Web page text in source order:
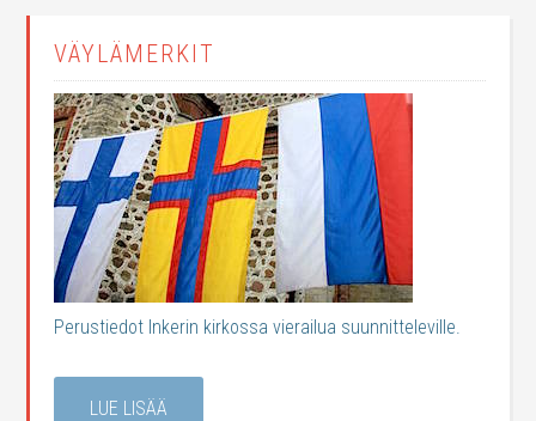
VÄYLÄMERKIT
Perustiedot Inkerin kirkossa vierailua suunnitteleville.
LUE LISÄÄ